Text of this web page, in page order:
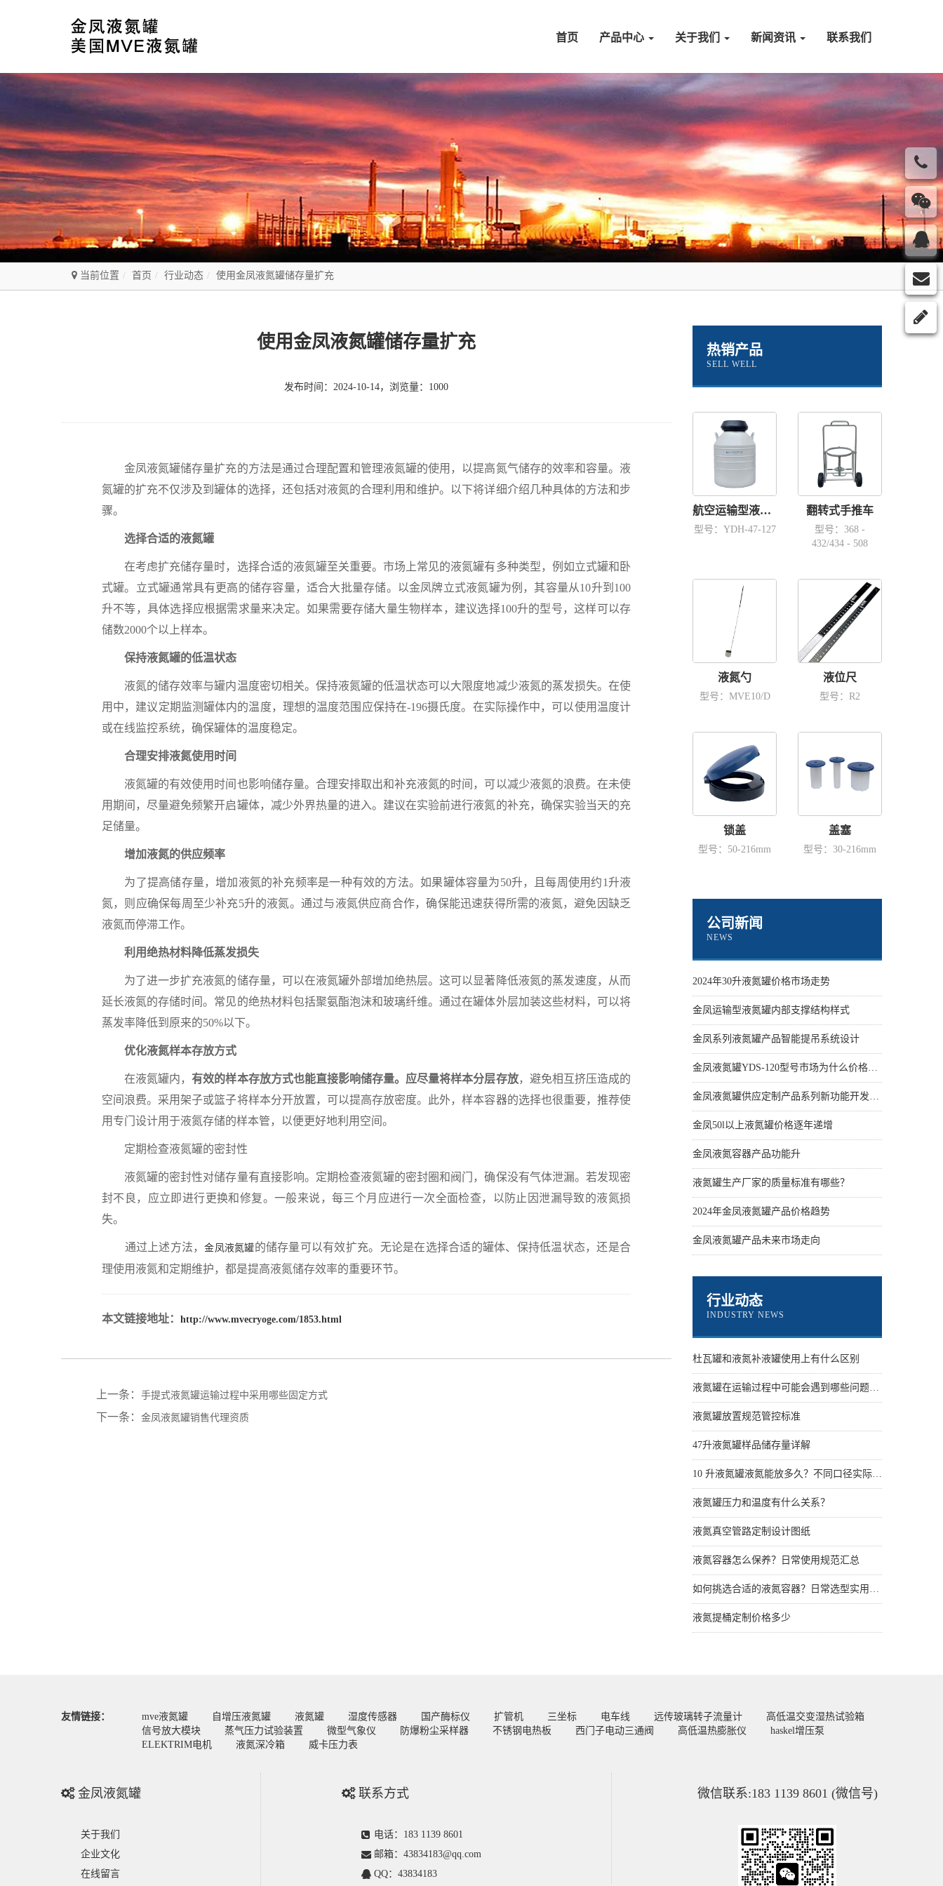
首页 产品中心 关于我们 新闻资讯 联系我们
当前位置 首页 行业动态 使用金凤液氮罐储存量扩充
使用金凤液氮罐储存量扩充
发布时间：2024-10-14，浏览量：1000
金凤液氮罐储存量扩充的方法是通过合理配置和管理液氮罐的使用，以提高氮气储存的效率和容量。液
氮罐的扩充不仅涉及到罐体的选择，还包括对液氮的合理利用和维护。以下将详细介绍几种具体的方法和步
骤。
选择合适的液氮罐
在考虑扩充储存量时，选择合适的液氮罐至关重要。市场上常见的液氮罐有多种类型，例如立式罐和卧
式罐。立式罐通常具有更高的储存容量，适合大批量存储。以金凤牌立式液氮罐为例，其容量从10升到100
升不等，具体选择应根据需求量来决定。如果需要存储大量生物样本，建议选择100升的型号，这样可以存
储数2000个以上样本。
保持液氮罐的低温状态
液氮的储存效率与罐内温度密切相关。保持液氮罐的低温状态可以大限度地减少液氮的蒸发损失。在使
用中，建议定期监测罐体内的温度，理想的温度范围应保持在-196摄氏度。在实际操作中，可以使用温度计
或在线监控系统，确保罐体的温度稳定。
合理安排液氮使用时间
液氮罐的有效使用时间也影响储存量。合理安排取出和补充液氮的时间，可以减少液氮的浪费。在未使
用期间，尽量避免频繁开启罐体，减少外界热量的进入。建议在实验前进行液氮的补充，确保实验当天的充
足储量。
增加液氮的供应频率
为了提高储存量，增加液氮的补充频率是一种有效的方法。如果罐体容量为50升，且每周使用约1升液
氮，则应确保每周至少补充5升的液氮。通过与液氮供应商合作，确保能迅速获得所需的液氮，避免因缺乏
液氮而停滞工作。
利用绝热材料降低蒸发损失
为了进一步扩充液氮的储存量，可以在液氮罐外部增加绝热层。这可以显著降低液氮的蒸发速度，从而
延长液氮的存储时间。常见的绝热材料包括聚氨酯泡沫和玻璃纤维。通过在罐体外层加装这些材料，可以将
蒸发率降低到原来的50%以下。
优化液氮样本存放方式
在液氮罐内，有效的样本存放方式也能直接影响储存量。应尽量将样本分层存放，避免相互挤压造成的
空间浪费。采用架子或篮子将样本分开放置，可以提高存放密度。此外，样本容器的选择也很重要，推荐使
用专门设计用于液氮存储的样本管，以便更好地利用空间。
定期检查液氮罐的密封性
液氮罐的密封性对储存量有直接影响。定期检查液氮罐的密封圈和阀门，确保没有气体泄漏。若发现密
封不良，应立即进行更换和修复。一般来说，每三个月应进行一次全面检查，以防止因泄漏导致的液氮损
失。
通过上述方法，金凤液氮罐的储存量可以有效扩充。无论是在选择合适的罐体、保持低温状态，还是合
理使用液氮和定期维护，都是提高液氮储存效率的重要环节。
本文链接地址： http://www.mvecryoge.com/1853.html
上一条： 手提式液氮罐运输过程中采用哪些固定方式
下一条： 金凤液氮罐销售代理资质
热销产品
SELL WELL
航空运输型液氮容器YDH-47-127
型号：YDH-47-127
翻转式手推车
型号：368 -
432/434 - 508
液氮勺
型号：MVE10/D
液位尺
型号：R2
锁盖
型号：50-216mm
盖塞
型号：30-216mm
公司新闻
NEWS
2024年30升液氮罐价格市场走势
金凤运输型液氮罐内部支撑结构样式
金凤系列液氮罐产品智能提吊系统设计
金凤液氮罐YDS-120型号市场为什么价格性价比更高些
金凤液氮罐供应定制产品系列新功能开发设计
金凤50l以上液氮罐价格逐年递增
金凤液氮容器产品功能升
液氮罐生产厂家的质量标准有哪些？
2024年金凤液氮罐产品价格趋势
金凤液氮罐产品未来市场走向
行业动态
INDUSTRY NEWS
杜瓦罐和液氮补液罐使用上有什么区别
液氮罐在运输过程中可能会遇到哪些问题？怎么解决
液氮罐放置规范管控标准
47升液氮罐样品储存量详解
10 升液氮罐液氮能放多久？不同口径实际保存天数
液氮罐压力和温度有什么关系？
液氮真空管路定制设计图纸
液氮容器怎么保养？日常使用规范汇总
如何挑选合适的液氮容器？日常选型实用技巧
液氮提桶定制价格多少
友情链接： mve液氮罐 自增压液氮罐 液氮罐 湿度传感器 国产酶标仪 扩管机 三坐标 电车线 远传玻璃转子流量计
高低温交变湿热试验箱
信号放大模块
蒸气压力试验装置 微型气象仪 防爆粉尘采样器 不锈钢电热板 西门子电动三通阀 高低温热膨胀仪
haskel增压泵
ELEKTRIM电机
液氮深冷箱 威卡压力表
金凤液氮罐
关于我们
企业文化
在线留言
联系方式
电话：183 1139 8601
邮箱：43834183@qq.com
QQ：43834183
微信联系:183 1139 8601 (微信号)